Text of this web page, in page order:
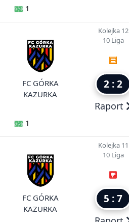
1
FC GÓRKA
KAZURKA
Kolejka 12
10 Liga
2 : 2
Raport
1
FC GÓRKA
KAZURKA
Kolejka 11
10 Liga
5 : 7